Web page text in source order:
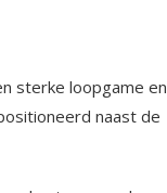
sterke loopgame en
naast de